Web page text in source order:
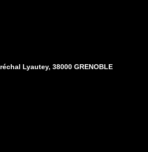
Lyautey, 38000 GRENOBLE